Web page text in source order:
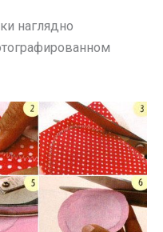
наглядно